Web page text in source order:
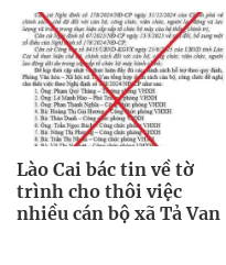
Lào Cai bác tin về tờ
trình cho thôi việc
nhiều cán bộ xã Tả Van